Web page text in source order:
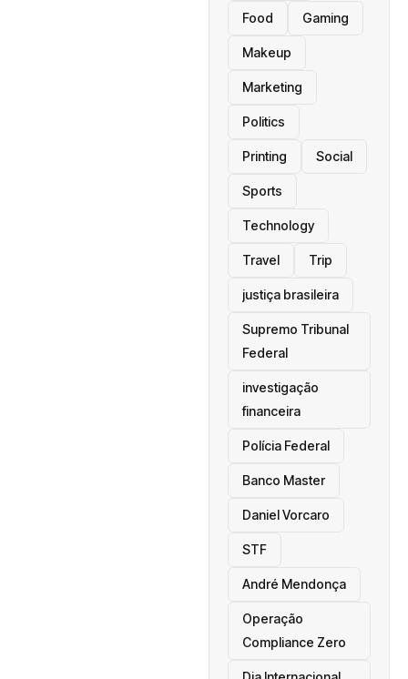
Food Gaming
Makeup
Marketing
Politics
Printing Social
Sports
Technology
Travel Trip
justiça brasileira
Supremo Tribunal
Federal
investigação
financeira
Polícia Federal
Banco Master
Daniel Vorcaro
STF
André Mendonça
Operação
Compliance Zero